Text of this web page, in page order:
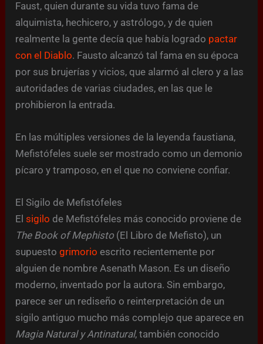
Faust, quien durante su vida tuvo fama de
alquimista, hechicero, y astrólogo, y de quien
realmente la gente decía que había logrado pactar
con el Diablo. Fausto alcanzó tal fama en su época
por sus brujerías y vicios, que alarmó al clero y a las
autoridades de varias ciudades, en las que le
prohibieron la entrada.
En las múltiples versiones de la leyenda faustiana,
Mefistófeles suele ser mostrado como un demonio
pícaro y tramposo, en el que no conviene confiar.
El Sigilo de Mefistófeles
Elsigilo de Mefistófeles más conocido proviene de
The Book of Mephisto (El Libro de Mefisto), un
supuestogrimorio escrito recientemente por
alguien de nombre Asenath Mason. Es un diseño
moderno, inventado por la autora. Sin embargo,
parece ser un rediseño o reinterpretación de un
sigilo antiguo mucho más complejo que aparece en
Magia Natural y Antinatural, también conocido